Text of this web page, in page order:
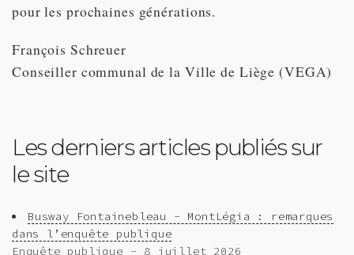
pour les prochaines générations.
François Schreuer
Conseiller communal de la Ville de Liège (VEGA)
Les derniers articles publiés sur
le site
Busway Fontainebleau - MontLégia : remarques
dans l’enquête publique
Enquête publique - 8 juillet 2026